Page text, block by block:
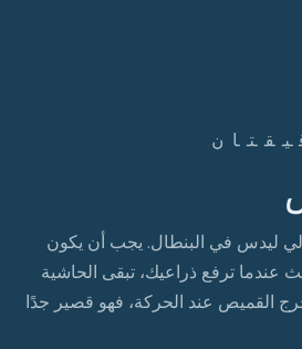
ليدس في البنطال. يجب أن يكون
عندما ترفع ذراعيك، تبقى الحاشية
القميص عند الحركة، فهو قصير جدًا